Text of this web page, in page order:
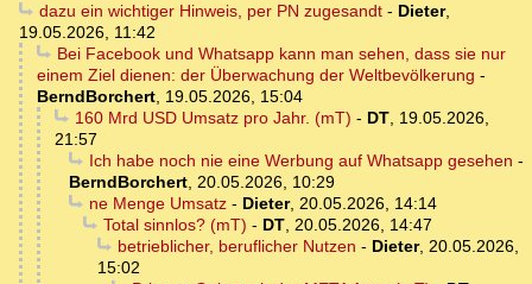
dazu ein wichtiger Hinweis, per PN zugesandt- Dieter,
19.05.2026, 11:42
Bei Facebook und Whatsapp kann man sehen, dass sie nur
einem Ziel dienen: der Überwachung der Weltbevölkerung -
BerndBorchert, 19.05.2026, 15:04
160 Mrd USD Umsatz pro Jahr. (mT) - DT, 19.05.2026,
21:57
Ich habe noch nie eine Werbung auf Whatsapp gesehen -
BerndBorchert, 20.05.2026, 10:29
ne Menge Umsatz- Dieter, 20.05.2026, 14:14
Total sinnlos? (mT) - DT, 20.05.2026, 14:47
betrieblicher, beruflicher Nutzen - Dieter, 20.05.2026,
15:02